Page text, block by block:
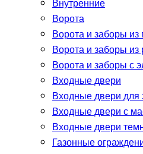
Внутренние
Ворота
Ворота и заборы
Ворота и заборы
Ворота и заборы с
Входные двери
Входные двери для
Входные двери с
Входные двери
Газонные